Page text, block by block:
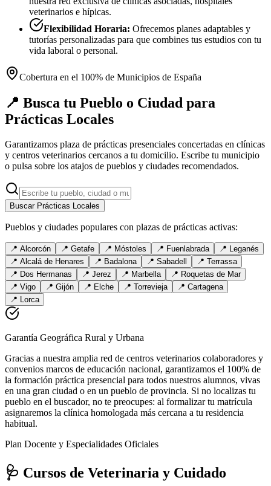
veterinarios e hípicas.
Flexibilidad Horaria: Ofrecemos planes adaptables y
tutorías personalizadas para que combines tus estudios con tu
vida laboral o personal.
Cobertura en el 100% de Municipios de España
📍 Busca tu Pueblo o Ciudad para
Prácticas Locales
Garantizamos plaza de prácticas presenciales concertadas en clínicas
y centros veterinarios cercanos a tu domicilio. Escribe tu municipio
o pulsa sobre los atajos de pueblos y ciudades recomendados.
Buscar Prácticas Locales
Pueblos y ciudades populares con plazas de prácticas activas:
📍 Alcorcón 📍 Getafe 📍 Móstoles 📍 Fuenlabrada 📍 Leganés
📍 Alcalá de Henares 📍 Badalona 📍 Sabadell 📍 Terrassa
📍 Dos Hermanas 📍 Jerez 📍 Marbella 📍 Roquetas de Mar
📍 Vigo 📍 Gijón 📍 Elche 📍 Torrevieja 📍 Cartagena
📍 Lorca
Garantía Geográfica Rural y Urbana
Gracias a nuestra amplia red de centros veterinarios colaboradores y
convenios marcos de educación nacional, garantizamos el 100% de
la formación práctica presencial para todos nuestros alumnos, vivas
en una gran ciudad o en un pueblo de provincia. Si no localizas tu
pueblo en el buscador, no te preocupes: al formalizar tu matrícula
asignaremos la clínica homologada más cercana a tu residencia
habitual.
Plan Docente y Especialidades Oficiales
🩺 Cursos de Veterinaria y Cuidado